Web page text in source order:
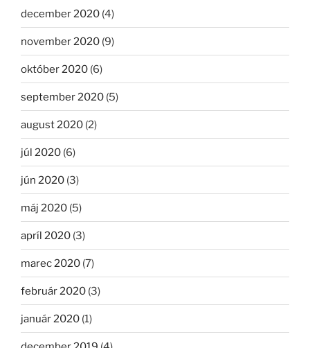
december 2020 (4)
november 2020 (9)
október 2020 (6)
september 2020 (5)
august 2020 (2)
júl 2020 (6)
jún 2020 (3)
máj 2020 (5)
apríl 2020 (3)
marec 2020 (7)
február 2020 (3)
január 2020 (1)